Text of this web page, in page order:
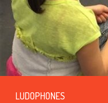
LUDOPHONES